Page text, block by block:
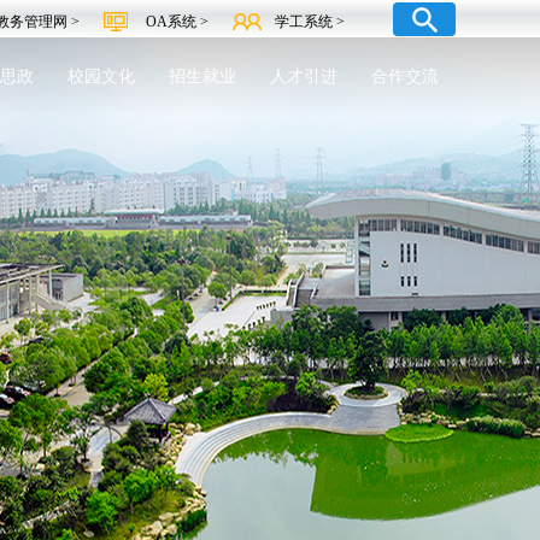
务管理网 > OA系统 > 学工系统 >
政 校园文化 招生就业 人才引进 合作交流